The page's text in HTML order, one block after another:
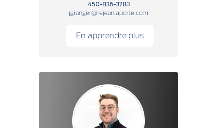
450-836-3783
jgranger@rejeanlaporte.com
En apprendre plus